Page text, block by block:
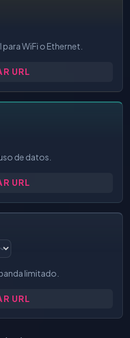
WiFi o Ethernet.
URL
de datos.
URL
limitado.
URL